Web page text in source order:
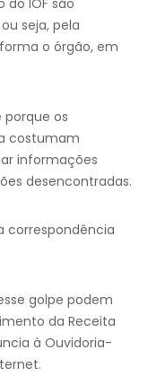
IOF são
seja, pela
o órgão, em
os
costumam
informações
desencontradas.
correspondência
golpe podem
da Receita
à Ouvidoria-